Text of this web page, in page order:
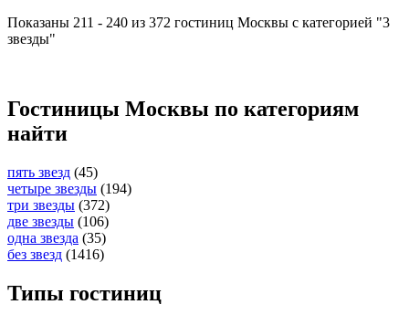
Показаны 211 - 240 из 372 гостиниц Москвы с категорией "3
звезды"
Гостиницы Москвы по категориям
найти
пять звезд (45)
четыре звезды (194)
три звезды (372)
две звезды (106)
одна звезда (35)
без звезд (1416)
Типы гостиниц